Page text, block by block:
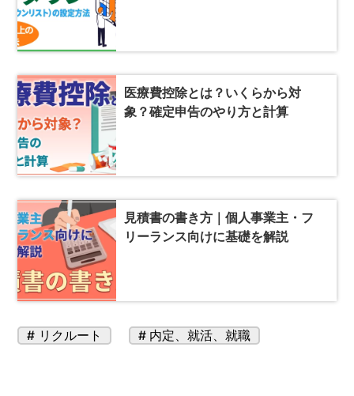
医療費控除とは？いくらから対
象？確定申告のやり方と計算
見積書の書き方｜個人事業主・フ
リーランス向けに基礎を解説
カ
リクルート
タ
内定 就活 就職